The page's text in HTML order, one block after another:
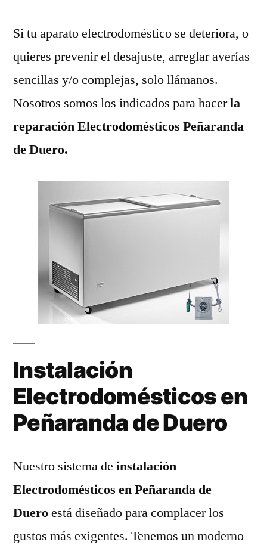
Si tu aparato electrodoméstico se deteriora, o
quieres prevenir el desajuste, arreglar averías
sencillas y/o complejas, solo llámanos.
Nosotros somos los indicados para hacerla
reparación Electrodomésticos Peñaranda
de Duero.
Instalación
Electrodomésticos en
Peñaranda de Duero
Nuestro sistema de instalación
Electrodomésticos en Peñaranda de
Dueroestá diseñado para complacer los
gustos más exigentes. Tenemos un moderno